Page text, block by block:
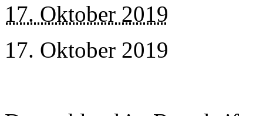
17. Oktober 2019
17. Oktober 2019